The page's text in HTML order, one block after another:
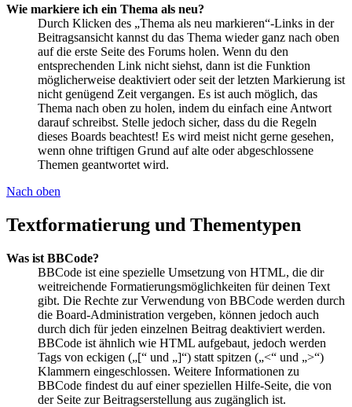
Wie markiere ich ein Thema als neu?
Durch Klicken des „Thema als neu markieren“-Links in der
Beitragsansicht kannst du das Thema wieder ganz nach oben
auf die erste Seite des Forums holen. Wenn du den
entsprechenden Link nicht siehst, dann ist die Funktion
möglicherweise deaktiviert oder seit der letzten Markierung ist
nicht genügend Zeit vergangen. Es ist auch möglich, das
Thema nach oben zu holen, indem du einfach eine Antwort
darauf schreibst. Stelle jedoch sicher, dass du die Regeln
dieses Boards beachtest! Es wird meist nicht gerne gesehen,
wenn ohne triftigen Grund auf alte oder abgeschlossene
Themen geantwortet wird.
Nach oben
Textformatierung und Thementypen
Was ist BBCode?
BBCode ist eine spezielle Umsetzung von HTML, die dir
weitreichende Formatierungsmöglichkeiten für deinen Text
gibt. Die Rechte zur Verwendung von BBCode werden durch
die Board-Administration vergeben, können jedoch auch
durch dich für jeden einzelnen Beitrag deaktiviert werden.
BBCode ist ähnlich wie HTML aufgebaut, jedoch werden
Tags von eckigen („[“ und „]“) statt spitzen („<“ und „>“)
Klammern eingeschlossen. Weitere Informationen zu
BBCode findest du auf einer speziellen Hilfe-Seite, die von
der Seite zur Beitragserstellung aus zugänglich ist.